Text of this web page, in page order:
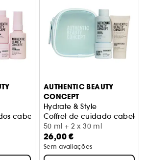
cabelo brilho
AUTHENTIC BEAUTY
CONCEPT
Hydrate & Style
Coffret de cuidado cabelo
50 ml + 2 x 30 ml
26,00 €
Sem avaliações